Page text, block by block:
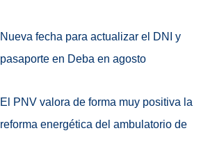
Nueva fecha para actualizar el DNI y
pasaporte en Deba en agosto
El PNV valora de forma muy positiva la
reforma energética del ambulatorio de